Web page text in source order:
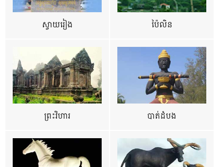
ស្វាយរៀង ប៉ៃលិន
ព្រះវិហារ បាត់ដំបង